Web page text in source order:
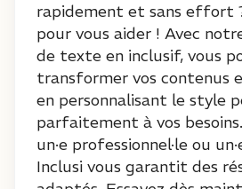
rapidement et sans effort
pour vous aider ! Avec
de texte en inclusif, vous
transformer vos contenus
en personnalisant le style
parfaitement à vos
un·e professionnel·le ou
Inclusi vous garantit des